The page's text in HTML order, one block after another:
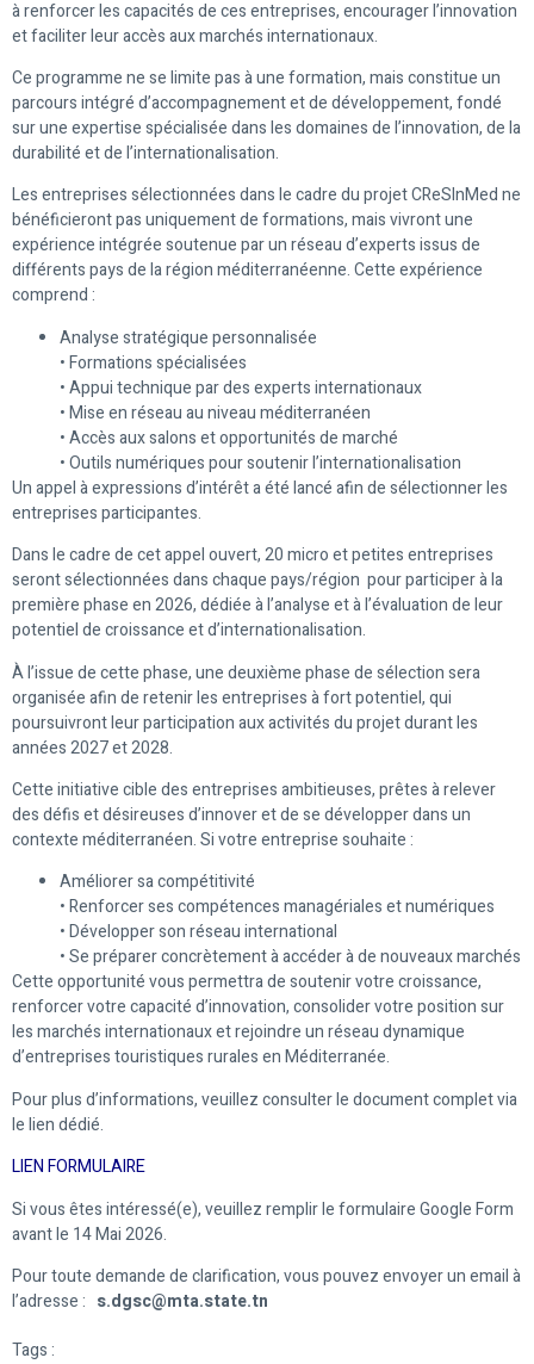
à renforcer les capacités de ces entreprises, encourager l’innovation
et faciliter leur accès aux marchés internationaux.
Ce programme ne se limite pas à une formation, mais constitue un
parcours intégré d’accompagnement et de développement, fondé
sur une expertise spécialisée dans les domaines de l’innovation, de la
durabilité et de l’internationalisation.
Les entreprises sélectionnées dans le cadre du projet CReSInMed ne
bénéficieront pas uniquement de formations, mais vivront une
expérience intégrée soutenue par un réseau d’experts issus de
différents pays de la région méditerranéenne. Cette expérience
comprend :
Analyse stratégique personnalisée
• Formations spécialisées
• Appui technique par des experts internationaux
• Mise en réseau au niveau méditerranéen
• Accès aux salons et opportunités de marché
• Outils numériques pour soutenir l’internationalisation
Un appel à expressions d’intérêt a été lancé afin de sélectionner les
entreprises participantes.
Dans le cadre de cet appel ouvert, 20 micro et petites entreprises
seront sélectionnées dans chaque pays/région pour participer à la
première phase en 2026, dédiée à l’analyse et à l’évaluation de leur
potentiel de croissance et d’internationalisation.
À l’issue de cette phase, une deuxième phase de sélection sera
organisée afin de retenir les entreprises à fort potentiel, qui
poursuivront leur participation aux activités du projet durant les
années 2027 et 2028.
Cette initiative cible des entreprises ambitieuses, prêtes à relever
des défis et désireuses d’innover et de se développer dans un
contexte méditerranéen. Si votre entreprise souhaite :
Améliorer sa compétitivité
• Renforcer ses compétences managériales et numériques
• Développer son réseau international
• Se préparer concrètement à accéder à de nouveaux marchés
Cette opportunité vous permettra de soutenir votre croissance,
renforcer votre capacité d’innovation, consolider votre position sur
les marchés internationaux et rejoindre un réseau dynamique
d’entreprises touristiques rurales en Méditerranée.
Pour plus d’informations, veuillez consulter le document complet via
le lien dédié.
LIEN FORMULAIRE
Si vous êtes intéressé(e), veuillez remplir le formulaire Google Form
avant le 14 Mai 2026.
Pour toute demande de clarification, vous pouvez envoyer un email à
l’adresse : s.dgsc@mta.state.tn
Tags :